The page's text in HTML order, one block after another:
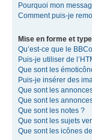
Pourquoi mon
Comment puis-je
Mise en forme et
Qu’est-ce que le
Puis-je utiliser de
Que sont les
Puis-je insérer des
Que sont les
Que sont les
Que sont les notes ?
Que sont les sujets
Que sont les icônes